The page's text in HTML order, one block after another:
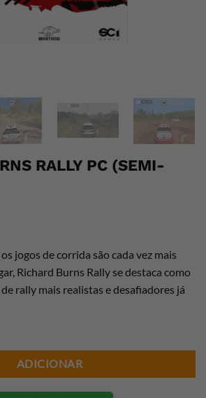
RALLY PC (SEMI-
jogos de corrida são cada vez mais
Richard Burns Rally se destaca como
rally mais realistas e desafiadores já
ADICIONAR